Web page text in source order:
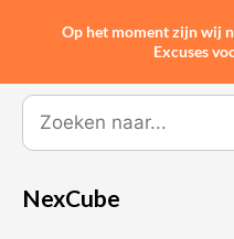
NexCube
Op het moment zijn wij
Excuses